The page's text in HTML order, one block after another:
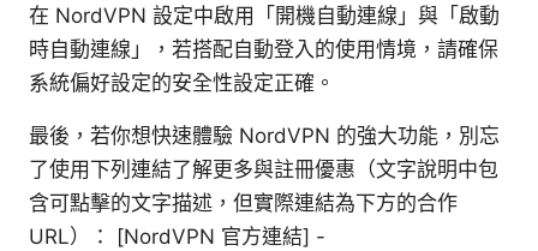
在 NordVPN 設定中啟用「開機自動連線」與「啟動
時自動連線」，若搭配自動登入的使用情境，請確保
系統偏好設定的安全性設定正確。
最後，若你想快速體驗 NordVPN 的強大功能，別忘
了使用下列連結了解更多與註冊優惠（文字說明中包
含可點擊的文字描述，但實際連結為下方的合作
URL）： [NordVPN 官方連結] -